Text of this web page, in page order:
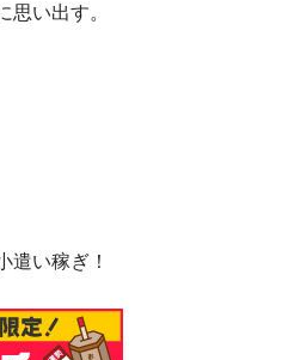
い出す。
い稼ぎ！